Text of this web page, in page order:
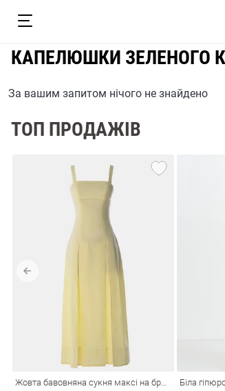
На
КАПЕЛЮШКИ ЗЕЛЕНОГО
За вашим запитом нічого не знайдено
ТОП ПРОДАЖІВ
Біла